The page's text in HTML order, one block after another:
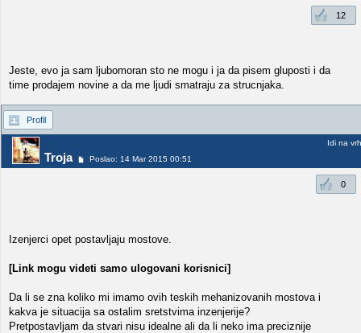
12
Jeste, evo ja sam ljubomoran sto ne mogu i ja da pisem gluposti i da
time prodajem novine a da me ljudi smatraju za strucnjaka.
Profil
Troja Poslao: 14 Mar 2015 00:51
Idi na vrh
0
Izenjerci opet postavljaju mostove.
[Link mogu videti samo ulogovani korisnici]
Da li se zna koliko mi imamo ovih teskih mehanizovanih mostova i
kakva je situacija sa ostalim sretstvima inzenjerije?
Pretpostavljam da stvari nisu idealne ali da li neko ima preciznije